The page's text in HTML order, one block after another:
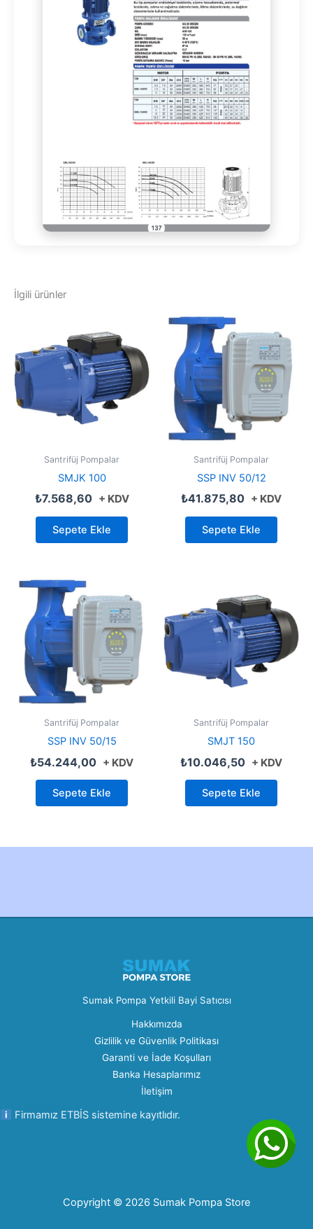
İlgili ürünler
Santrifüj Pompalar
SMJK 100
₺7.568,60 + KDV
Sepete Ekle
Santrifüj Pompalar
SSP INV 50/12
₺41.875,80 + KDV
Sepete Ekle
Santrifüj Pompalar
SSP INV 50/15
₺54.244,00 + KDV
Sepete Ekle
Santrifüj Pompalar
SMJT 150
₺10.046,50 + KDV
Sepete Ekle
Sumak Pompa Yetkili Bayi Satıcısı
Hakkımızda
Gizlilik ve Güvenlik Politikası
Garanti ve İade Koşulları
Banka Hesaplarımız
İletişim
Firmamız ETBİS sistemine kayıtlıdır.
Copyright © 2026 Sumak Pompa Store